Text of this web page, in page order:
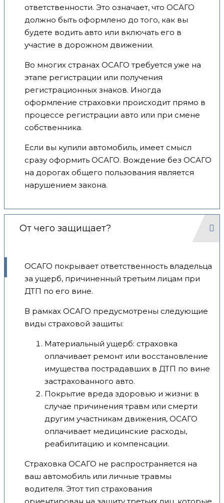
ответственности. Это означает, что ОСАГО
должно быть оформлено до того, как вы
будете водить авто или включать его в
участие в дорожном движении.
Во многих странах ОСАГО требуется уже на
этапе регистрации или получения
регистрационных знаков. Иногда
оформление страховки происходит прямо в
процессе регистрации авто или при смене
собственника.
Если вы купили автомобиль, имеет смысл
сразу оформить ОСАГО. Вождение без ОСАГО
на дорогах общего пользования является
нарушением закона.
От чего защищает?
ОСАГО покрывает ответственность владельца
за ущерб, причиненный третьим лицам при
ДТП по его вине.
В рамках ОСАГО предусмотрены следующие
виды страховой защиты:
Материальный ущерб: страховка
оплачивает ремонт или восстановление
имущества пострадавших в ДТП по вине
застрахованного авто.
Покрытие вреда здоровью и жизни: в
случае причинения травм или смерти
другим участникам движения, ОСАГО
оплачивает медицинские расходы,
реабилитацию и компенсации.
Страховка ОСАГО не распространяется на
ваш автомобиль или личные травмы
водителя. Этот тип страхования
ориентирован на защиту третьих лиц, которые